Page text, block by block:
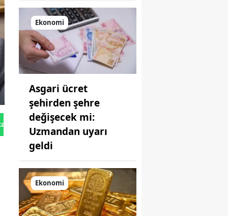
Gönder
Ekonomi
Asgari ücret
şehirden şehre
değişecek mi:
Uzmandan uyarı
geldi
Ekonomi